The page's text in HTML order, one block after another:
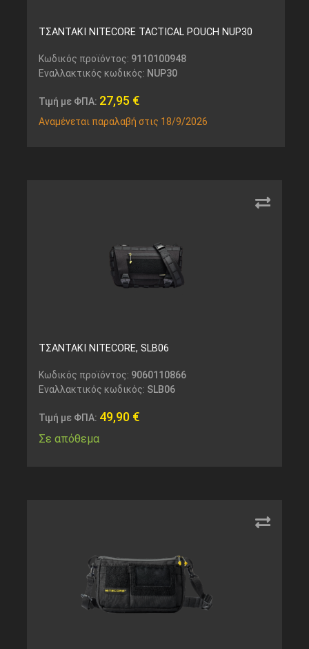
ΤΣΑΝΤΑΚΙ NITECORE TACTICAL POUCH NUP30
Κωδικός προϊόντος: 9110100948
Εναλλακτικός κωδικός: NUP30
Τιμή με ΦΠΑ: 27,95 €
Αναμένεται παραλαβή στις 18/9/2026
ΤΣΑΝΤΑΚΙ NITECORE, SLB06
Κωδικός προϊόντος: 9060110866
Εναλλακτικός κωδικός: SLB06
Τιμή με ΦΠΑ: 49,90 €
Σε απόθεμα